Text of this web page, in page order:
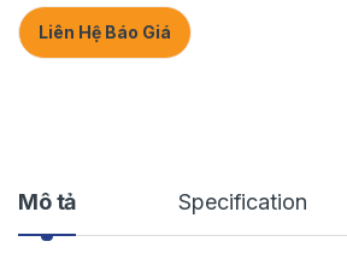
Liên Hệ Báo Giá
Mô tả Specification